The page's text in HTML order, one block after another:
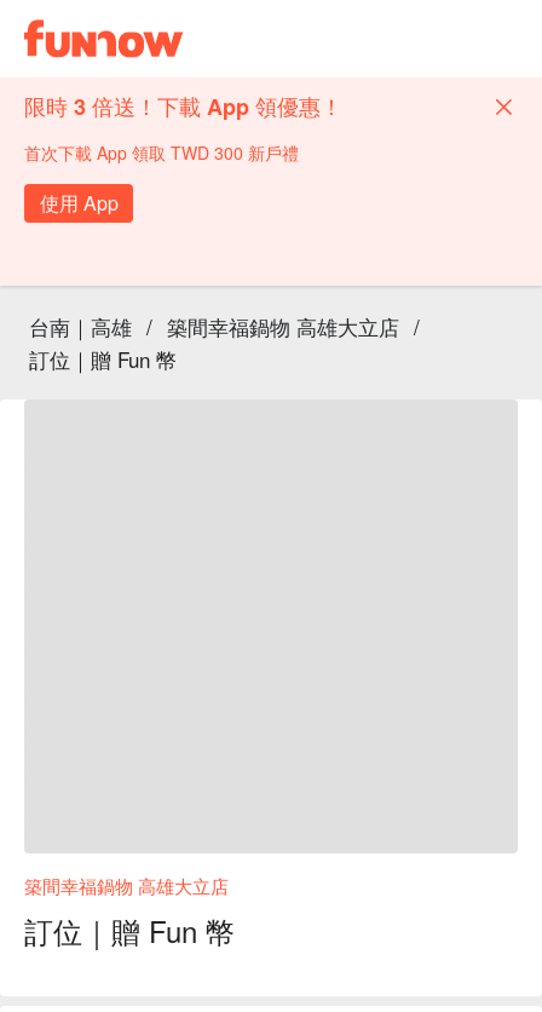
限時 3 倍送！下載 App 領優惠！
首次下載 App 領取 TWD 300 新戶禮
使用 App
台南｜高雄 / 築間幸福鍋物 高雄大立店 /
訂位｜贈 Fun 幣
築間幸福鍋物 高雄大立店
訂位｜贈 Fun 幣